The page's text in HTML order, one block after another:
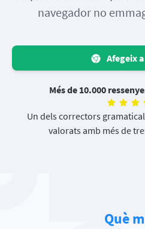
navegador no
Afegeix
Més de 10.000
Un dels correctors
valorats amb més de
Què